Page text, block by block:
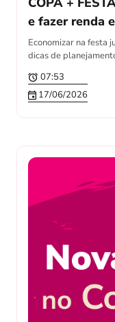
e fazer renda
Economizar na festa
dicas de
07:53
17/06/2026